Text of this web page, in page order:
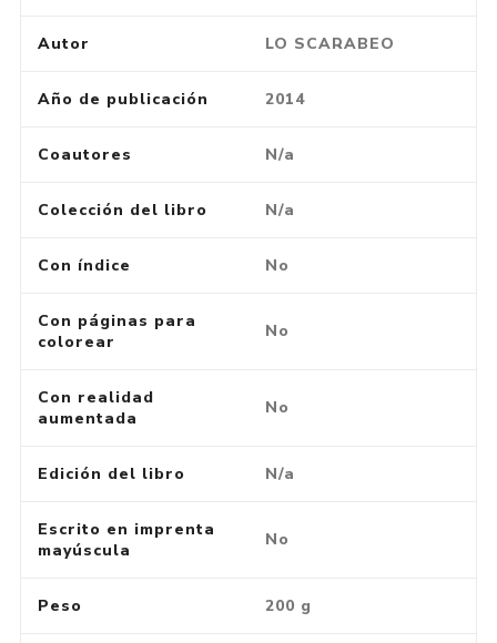
Autor LO SCARABEO
Año de publicación 2014
Coautores N/a
Colección del libro N/a
Con índice No
Con páginas para
colorear
No
Con realidad
aumentada
No
Edición del libro N/a
Escrito en imprenta
mayúscula
No
Peso 200 g